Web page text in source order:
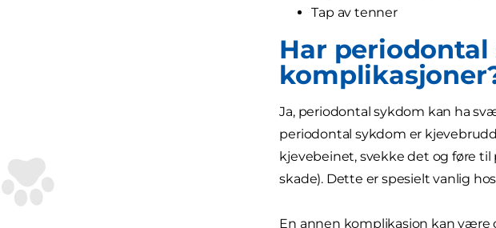
Tap av tenner
Har
Ja, periodontal sykdom kan ha
periodontal sykdom er
kjevebeinet, svekke det og føre
skade). Dette er spesielt vanlig
En annen komplikasjon kan være